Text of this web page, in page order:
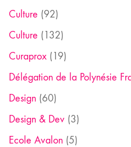
Culture (92)
Culture (132)
Curaprox (19)
Délégation de la Polynésie
Design (60)
Design & Dev (3)
Ecole Avalon (5)